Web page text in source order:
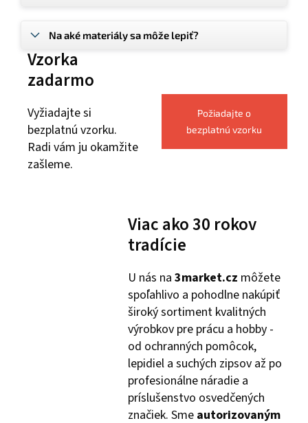
Na aké materiály sa môže lepiť?
Vzorka
zadarmo
Vyžiadajte si
bezplatnú vzorku.
Radi vám ju okamžite
zašleme.
Požiadajte o
bezplatnú vzorku
Viac ako 30 rokov
tradície
U nás na 3market.cz môžete
spoľahlivo a pohodlne nakúpiť
široký sortiment kvalitných
výrobkov pre prácu a hobby -
od ochranných pomôcok,
lepidiel a suchých zipsov až po
profesionálne náradie a
príslušenstvo osvedčených
značiek. Sme autorizovaným